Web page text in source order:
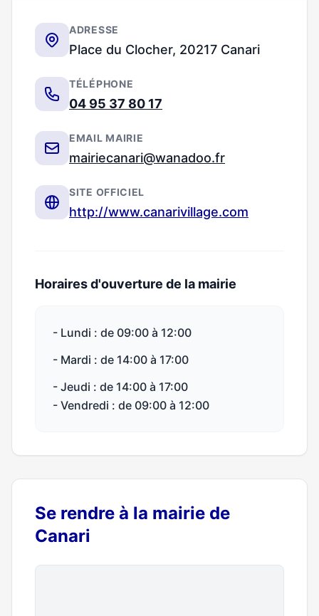
ADRESSE
Place du Clocher, 20217 Canari
TÉLÉPHONE
04 95 37 80 17
EMAIL MAIRIE
mairiecanari@wanadoo.fr
SITE OFFICIEL
http://www.canarivillage.com
Horaires d'ouverture de la mairie
- Lundi : de 09:00 à 12:00
- Mardi : de 14:00 à 17:00
- Jeudi : de 14:00 à 17:00
- Vendredi : de 09:00 à 12:00
Se rendre à la mairie de
Canari